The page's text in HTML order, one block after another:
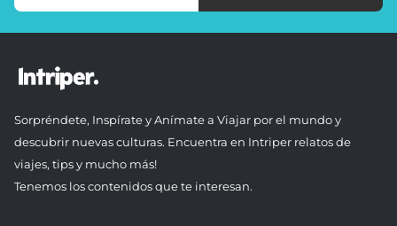
Sorpréndete, Inspírate y Anímate a Viajar por el mundo y
descubrir nuevas culturas. Encuentra en Intriper relatos de
viajes, tips y mucho más!
Tenemos los contenidos que te interesan.